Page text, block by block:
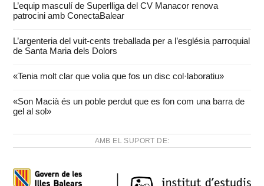
L’equip masculí de Superlliga del CV Manacor renova
patrocini amb ConectaBalear
L’argenteria del vuit-cents treballada per a l’església parroquial
de Santa Maria dels Dolors
«Tenia molt clar que volia que fos un disc col·laboratiu»
«Son Macià és un poble perdut que es fon com una barra de
gel al sol»
AMB EL SUPORT DE: